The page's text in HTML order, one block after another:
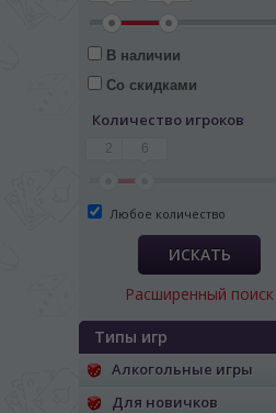
В наличии
Со скидками
Количество игроков
2 6
Любое количество
ИСКАТЬ
Расширенный поиск
Типы игр
Алкогольные игры
Для новичков